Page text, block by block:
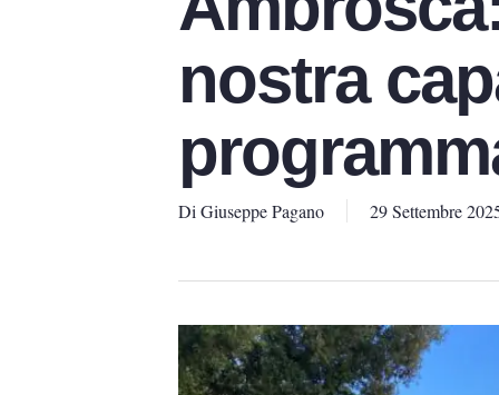
nostra
Di Giuseppe Pagano 29 Settembre